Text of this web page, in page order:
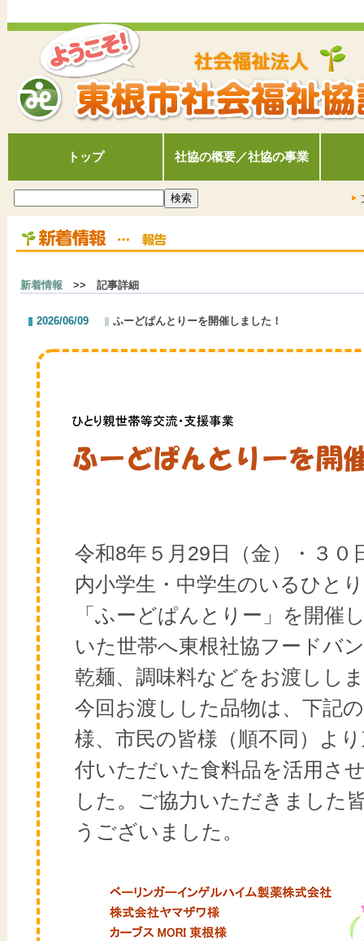
トップ 社協の概要／社協の事業
新着情報 >> 記事詳細
2026/06/09 ふーどぱんとりーを開催しました！
令和8年５月29日（金）・３０
内小学生・中学生のいるひと
「ふーどぱんとりー」を開催
いた世帯へ東根社協フードバ
乾麺、調味料などをお渡しし
今回お渡しした品物は、下記
様、市民の皆様（順不同）よ
付いただいた食料品を活用さ
した。ご協力いただきました
うございました。